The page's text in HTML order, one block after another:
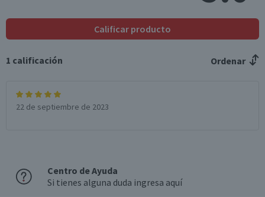
Calificar producto
1 calificación Ordenar
22 de septiembre de 2023
Centro de Ayuda
Si tienes alguna duda ingresa aquí